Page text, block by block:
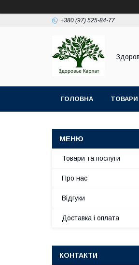
+380 (97) 525-84-77
ГОЛОВНА
Товари та послуги
Про нас
Відгуки
Доставка і оплата
КОНТАКТИ